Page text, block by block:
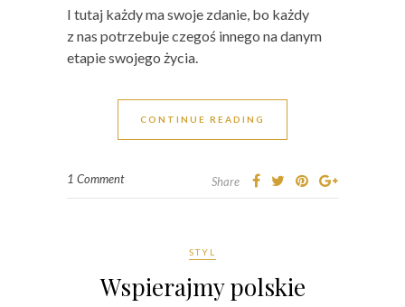
I tutaj każdy ma swoje zdanie, bo każdy
z nas potrzebuje czegoś innego na danym
etapie swojego życia.
CONTINUE READING
1 Comment Share
STYL
Wspierajmy polskie